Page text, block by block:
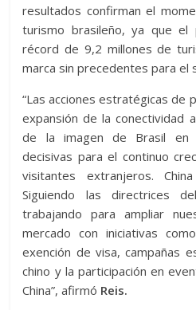
resultados confirman el
turismo brasileño, ya que
récord de 9,2 millones de
marca sin precedentes para el
“Las acciones estratégicas de
expansión de la conectividad
de la imagen de Brasil en
decisivas para el continuo
visitantes extranjeros.
Siguiendo las directrices
trabajando para ampliar
mercado con iniciativas
exención de visa, campañas
chino y la participación en
China”, afirmó Reis.